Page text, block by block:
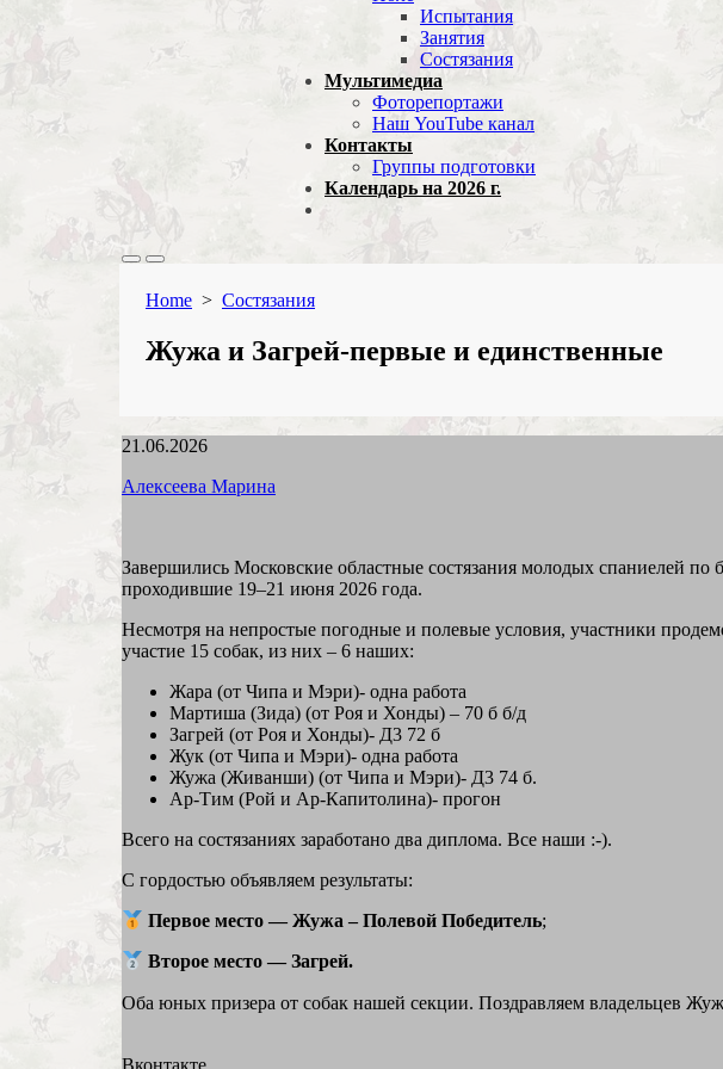
Испытания
Занятия
Состязания
Мультимедиа
Фоторепортажи
Наш YouTube канал
Контакты
Группы подготовки
Календарь на 2026 г.
Home > Состязания
Жужа и Загрей-первые и единственные
21.06.2026
Алексеева Марина
Завершились Московские областные состязания молодых спаниелей
проходившие 19–21 июня 2026 года.
Несмотря на непростые погодные и полевые условия, участники
участие 15 собак, из них – 6 наших:
Жара (от Чипа и Мэри)- одна работа
Мартиша (Зида) (от Роя и Хонды) – 70 б б/д
Загрей (от Роя и Хонды)- Д3 72 б
Жук (от Чипа и Мэри)- одна работа
Жужа (Живанши) (от Чипа и Мэри)- Д3 74 б.
Ар-Тим (Рой и Ар-Капитолина)- прогон
Всего на состязаниях заработано два диплома. Все наши :-).
С гордостью объявляем результаты:
Первое место — Жужа – Полевой Победитель;
Второе место — Загрей.
Оба юных призера от собак нашей секции. Поздравляем владельцев
Вконтакте